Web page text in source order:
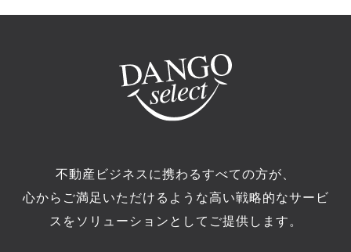
不動産ビジネスに携わるすべての方が、
心からご満足いただけるような高い戦略的なサービ
スをソリューションとしてご提供します。